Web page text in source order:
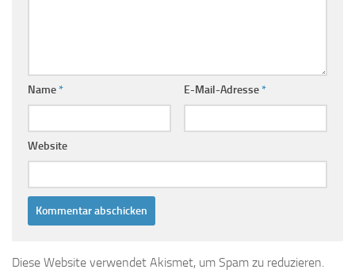
Name* E-Mail-Adresse*
Website
Diese Website verwendet Akismet, um Spam zu reduzieren.